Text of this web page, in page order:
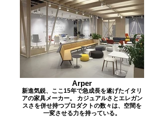
Arper
新進気鋭、ここ15年で急成長を遂げたイタリ
アの家具メーカー。 カジュアルさとエレガン
スさを併せ持つプロダクトの数々は、空間を
一変させる力を持っている。